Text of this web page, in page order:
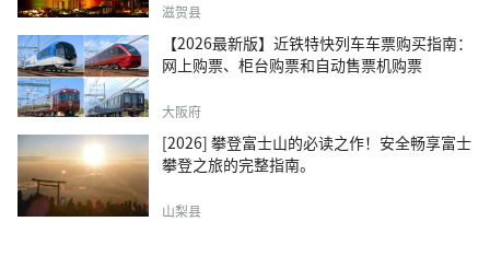
滋贺县
【2026最新版】近铁特快列车车票购买指南：
网上购票、柜台购票和自动售票机购票
大阪府
[2026] 攀登富士山的必读之作！安全畅享富士
攀登之旅的完整指南。
山梨县